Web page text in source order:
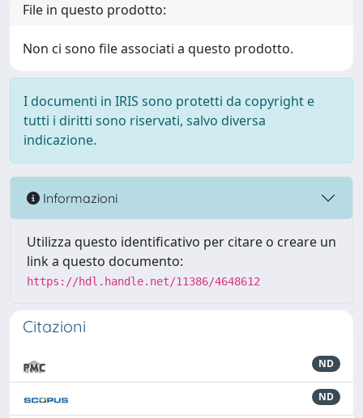
File in questo prodotto:
Non ci sono file associati a questo prodotto.
I documenti in IRIS sono protetti da copyright e
tutti i diritti sono riservati, salvo diversa
indicazione.
Informazioni
Utilizza questo identificativo per citare o creare un
link a questo documento:
https://hdl.handle.net/11386/4648612
Citazioni
ND
ND